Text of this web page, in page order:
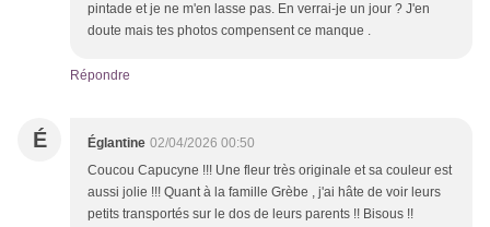
pintade et je ne m'en lasse pas. En verrai-je un jour ? J'en
doute mais tes photos compensent ce manque .
Répondre
É Églantine 02/04/2026 00:50
Coucou Capucyne !!! Une fleur très originale et sa couleur est
aussi jolie !!! Quant à la famille Grèbe , j'ai hâte de voir leurs
petits transportés sur le dos de leurs parents !! Bisous !!